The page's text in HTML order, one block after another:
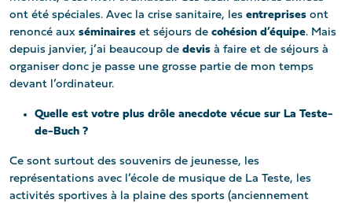
ont été spéciales. Avec la crise sanitaire, les entreprises ont
renoncé aux séminaires et séjours de cohésion d’équipe. Mais
depuis janvier, j’ai beaucoup de devis à faire et de séjours à
organiser donc je passe une grosse partie de mon temps
devant l’ordinateur.
Quelle est votre plus drôle anecdote vécue sur La Teste-
de-Buch ?
Ce sont surtout des souvenirs de jeunesse, les
représentations avec l’école de musique de La Teste, les
activités sportives à la plaine des sports (anciennement